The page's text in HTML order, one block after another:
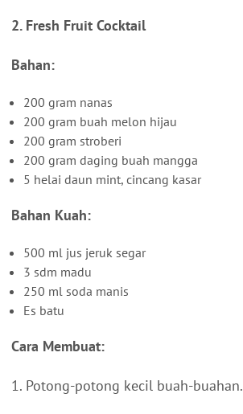
2. Fresh Fruit Cocktail
Bahan:
200 gram nanas
200 gram buah melon hijau
200 gram stroberi
200 gram daging buah mangga
5 helai daun mint, cincang kasar
Bahan Kuah:
500 ml jus jeruk segar
3 sdm madu
250 ml soda manis
Es batu
Cara Membuat:
1. Potong-potong kecil buah-buahan.